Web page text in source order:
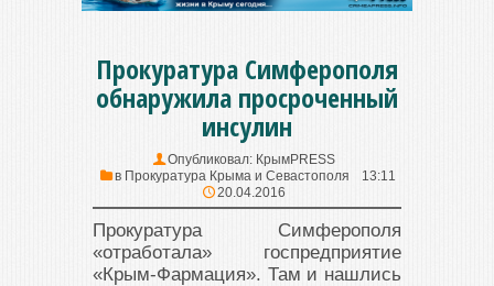
Прокуратура Симферополя
обнаружила просроченный
инсулин
Опубликовал: КрымPRESS
в Прокуратура Крыма и Севастополя
13:11
20.04.2016
Прокуратура Симферополя
«отработала» госпредприятие
«Крым-Фармация». Там и нашлись